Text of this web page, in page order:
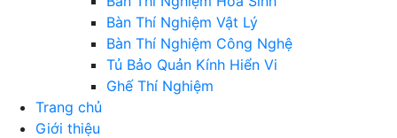
Bàn Thí Nghiệm Vật Lý
Bàn Thí Nghiệm Công Nghệ
Tủ Bảo Quản Kính Hiển Vi
Ghế Thí Nghiệm
Trang chủ
Giới thiệu